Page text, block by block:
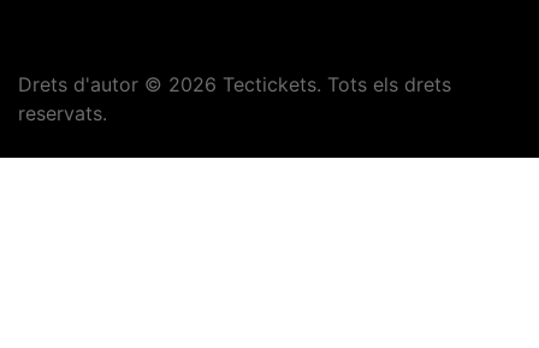
Drets d'autor © 2026 Tectickets. Tots els drets
reservats.